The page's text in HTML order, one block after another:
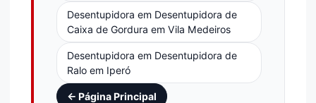
Desentupidora em Desentupidora de
Caixa de Gordura em Vila Medeiros
Desentupidora em Desentupidora de
Ralo em Iperó
← Página Principal